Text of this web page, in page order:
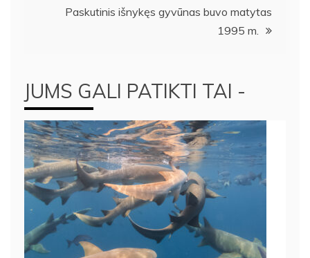
Paskutinis išnykęs gyvūnas buvo matytas
1995 m.
JUMS GALI PATIKTI TAI -